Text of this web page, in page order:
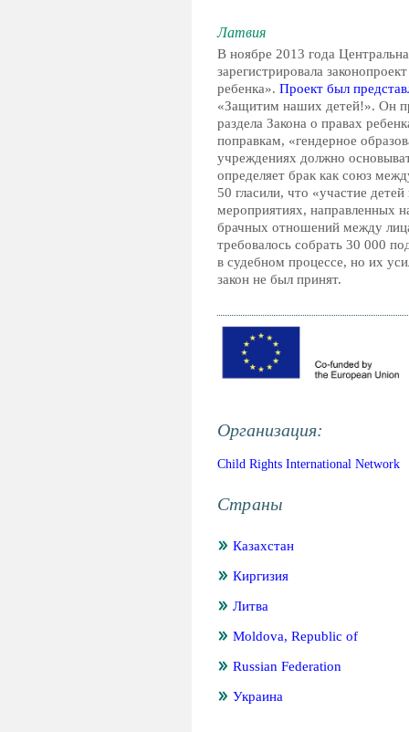
Латвия
В ноябре 2013 года
зарегистрировала
ребенка». Проект был
«Защитим наших детей!». Он
раздела Закона о правах
поправкам, «гендерное
учреждениях должно
определяет брак как союз
50 гласили, что «участие
мероприятиях, направленных
брачных отношений между
требовалось собрать 30 000
в судебном процессе, но их
закон не был принят.
Организация:
Child Rights International Network
Страны
Казахстан
Киргизия
Литва
Moldova, Republic of
Russian Federation
Украина